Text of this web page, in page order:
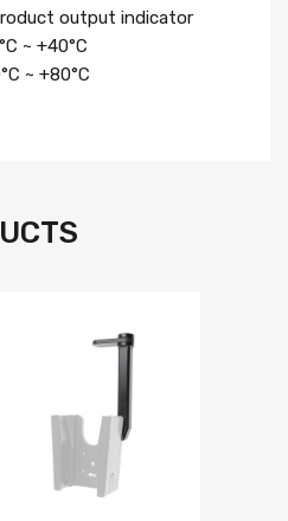
output indicator
~ +40°C
~ +80°C